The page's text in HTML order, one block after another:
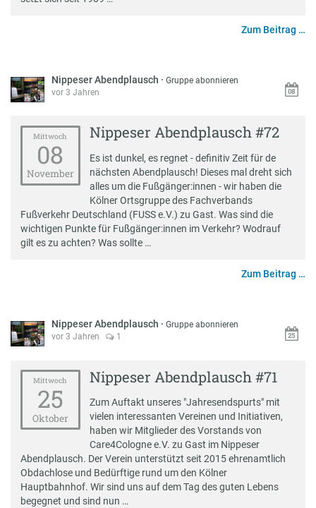
Zum Beitrag …
Nippeser Abendplausch ·Gruppe abonnieren
vor 3 Jahren
Mittwoch
08
November
Nippeser Abendplausch #72
Es ist dunkel, es regnet - definitiv Zeit für de
nächsten Abendplausch! Dieses mal dreht sich
alles um die Fußgänger:innen - wir haben die
Kölner Ortsgruppe des Fachverbands
Fußverkehr Deutschland (FUSS e.V.) zu Gast. Was sind die
wichtigen Punkte für Fußgänger:innen im Verkehr? Wodrauf
gilt es zu achten? Was sollte …
Zum Beitrag …
Nippeser Abendplausch ·Gruppe abonnieren
vor 3 Jahren
1
Mittwoch
25
Oktober
Nippeser Abendplausch #71
Zum Auftakt unseres "Jahresendspurts" mit
vielen interessanten Vereinen und Initiativen,
haben wir Mitglieder des Vorstands von
Care4Cologne e.V. zu Gast im Nippeser
Abendplausch. Der Verein unterstützt seit 2015 ehrenamtlich
Obdachlose und Bedürftige rund um den Kölner
Hauptbahnhof. Wir sind uns auf dem Tag des guten Lebens
begegnet und sind nun …